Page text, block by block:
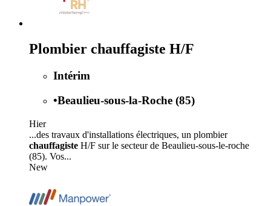
Plombier chauffagiste H/F
Intérim
•Beaulieu-sous-la-Roche (85)
Hier
...des travaux d'installations électriques, un plombier
chauffagiste H/F sur le secteur de Beaulieu-sous-le-roche
(85). Vos...
New